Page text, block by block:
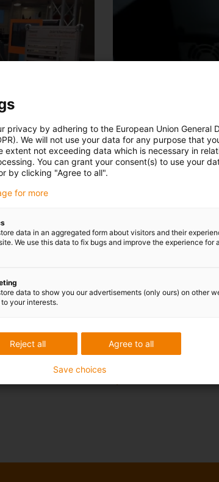
für 3D-Drucker: Lagertechnik,
Filamente
privacy by adhering to the European Union General
We will not use your data for any purpose that
extent not exceeding data which is necessary in
You can grant your consent(s) to use your
by clicking "Agree to all".
for more
data in an aggregated form about visitors and their
We use this data to fix bugs and improve the experience for
data to show you our advertisements (only ours) on other
your interests.
Agree to all
Reject all
Save choices